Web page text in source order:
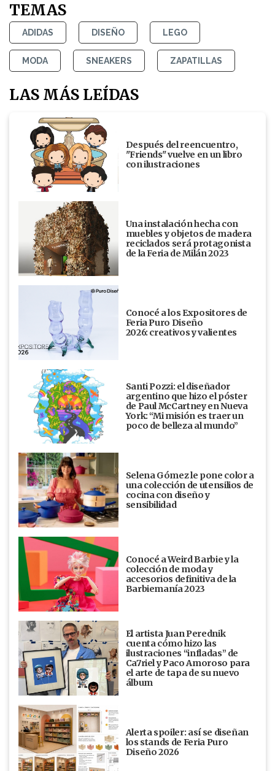
TEMAS
ADIDAS DISEÑO LEGO
MODA SNEAKERS ZAPATILLAS
LAS MÁS LEÍDAS
Después del reencuentro,
"Friends" vuelve en un libro
con ilustraciones
Una instalación hecha con
muebles y objetos de madera
reciclados será protagonista
de la Feria de Milán 2023
Conocé a los Expositores de
Feria Puro Diseño
2026: creativos y valientes
Santi Pozzi: el diseñador
argentino que hizo el póster
de Paul McCartney en Nueva
York: “Mi misión es traer un
poco de belleza al mundo”
Selena Gómez le pone color a
una colección de utensilios de
cocina con diseño y
sensibilidad
Conocé a Weird Barbie y la
colección de moda y
accesorios definitiva de la
Barbiemanía 2023
El artista Juan Perednik
cuenta cómo hizo las
ilustraciones “infladas” de
Ca7riel y Paco Amoroso para
el arte de tapa de su nuevo
álbum
Alerta spoiler: así se diseñan
los stands de Feria Puro
Diseño 2026